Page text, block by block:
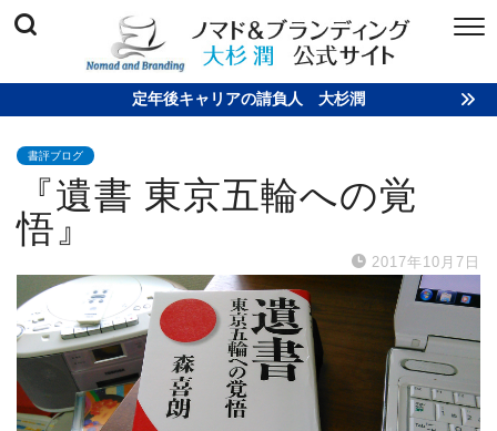
定年後キャリアの請負人 大杉潤
書評ブログ
『遺書 東京五輪への覚
悟』
2017年10月7日